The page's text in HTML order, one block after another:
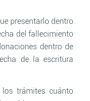
presentarlo dentro
del fallecimiento
dentro de
de la escritura
trámites cuánto